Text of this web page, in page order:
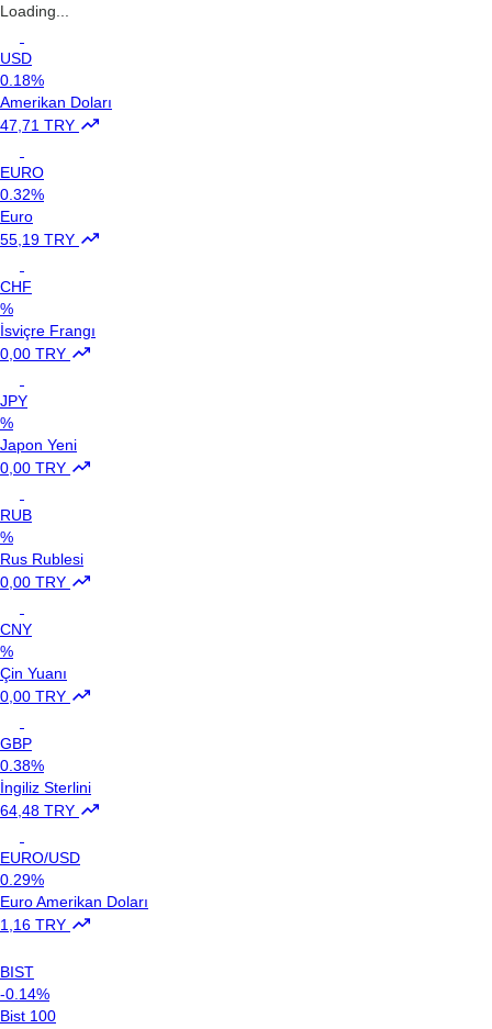
Loading...
USD
0.18%
Amerikan Doları
47,71 TRY
EURO
0.32%
Euro
55,19 TRY
CHF
%
İsviçre Frangı
0,00 TRY
JPY
%
Japon Yeni
0,00 TRY
RUB
%
Rus Rublesi
0,00 TRY
CNY
%
Çin Yuanı
0,00 TRY
GBP
0.38%
İngiliz Sterlini
64,48 TRY
EURO/USD
0.29%
Euro Amerikan Doları
1,16 TRY
BIST
-0.14%
Bist 100